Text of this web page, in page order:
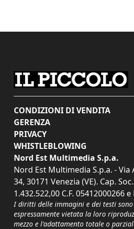
CONDIZIONI DI VENDITA
GERENZA
PRIVACY
WHISTLEBLOWING
Nord Est Multimedia S.p.a.
Nord Est Multimedia S.p.a. -
34, 30171 Venezia (VE). Cap.
1.432.522,00 C.F. 05412000266 e
I diritti delle immagini e dei testi
espressamente vietata la loro
mezzo e l'adattamento totale o